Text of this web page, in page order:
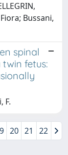
Bussani,
spinal
fetus:
F.
20 21 22